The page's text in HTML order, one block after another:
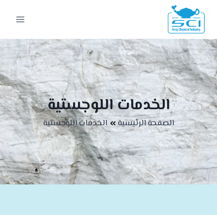
الخدمات اللوجستية
الصفحة الرئيسية الخدمات اللوجستية